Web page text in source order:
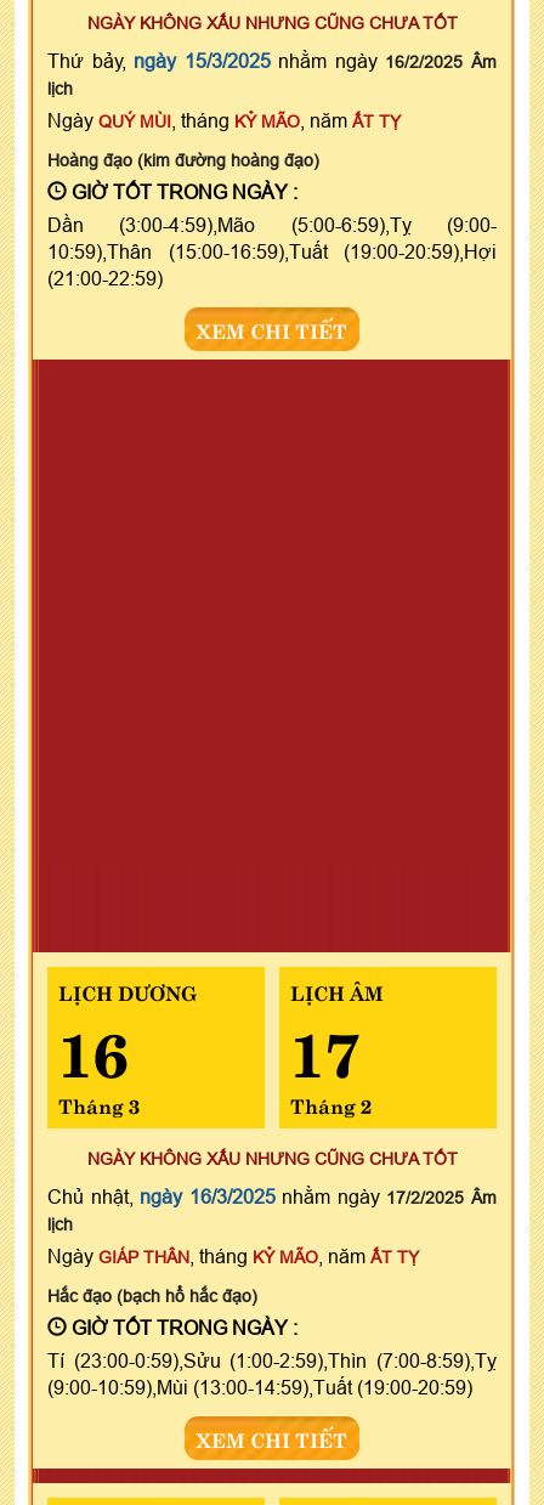
NGÀY KHÔNG XẤU NHƯNG CŨNG CHƯA TỐT
Thứ bảy, ngày 15/3/2025nhằm ngày 16/2/2025 Âm
lịch
Ngày QUÝ MÙI , tháng KỶ MÃO , năm ẤT TỴ
Hoàng đạo (kim đường hoàng đạo)
GIỜ TỐT TRONG NGÀY :
Dần (3:00-4:59),Mão (5:00-6:59),Tỵ (9:00-
10:59),Thân (15:00-16:59),Tuất (19:00-20:59),Hợi
(21:00-22:59)
XEM CHI TIẾT
LỊCH DƯƠNG
16
Tháng 3
LỊCH ÂM
17
Tháng 2
NGÀY KHÔNG XẤU NHƯNG CŨNG CHƯA TỐT
Chủ nhật, ngày 16/3/2025nhằm ngày 17/2/2025 Âm
lịch
Ngày GIÁP THÂN , tháng KỶ MÃO , năm ẤT TỴ
Hắc đạo (bạch hổ hắc đạo)
GIỜ TỐT TRONG NGÀY :
Tí (23:00-0:59),Sửu (1:00-2:59),Thìn (7:00-8:59),Tỵ
(9:00-10:59),Mùi (13:00-14:59),Tuất (19:00-20:59)
XEM CHI TIẾT